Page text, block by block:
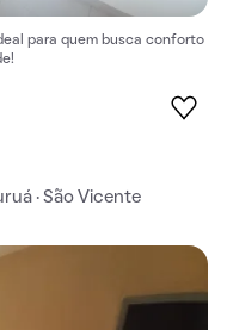
para quem busca conforto
· São Vicente